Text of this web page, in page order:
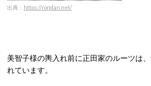
出典： https://rondan.net/
美智子様の輿入れ前に正田家のルーツは
れています。